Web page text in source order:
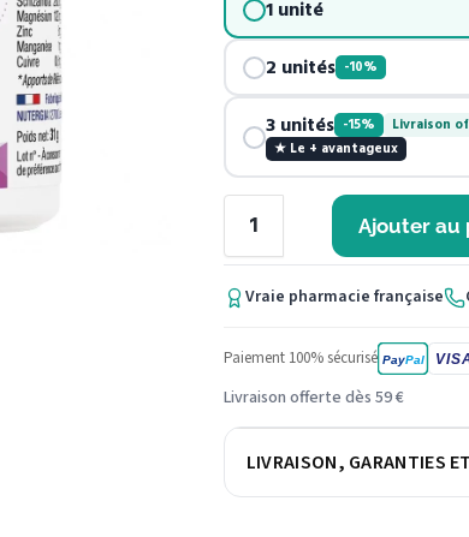
1 unité
2 unités -10%
3 unités -15%
Livraison
★ Le + avantageux
Ajouter au
Vraie pharmacie française
Paiement 100% sécurisé PayPal
Livraison offerte dès 59 €
LIVRAISON, GARANTIES